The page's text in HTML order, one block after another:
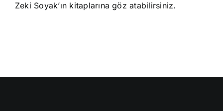
Zeki Soyak’ın kitaplarına göz atabilirsiniz.